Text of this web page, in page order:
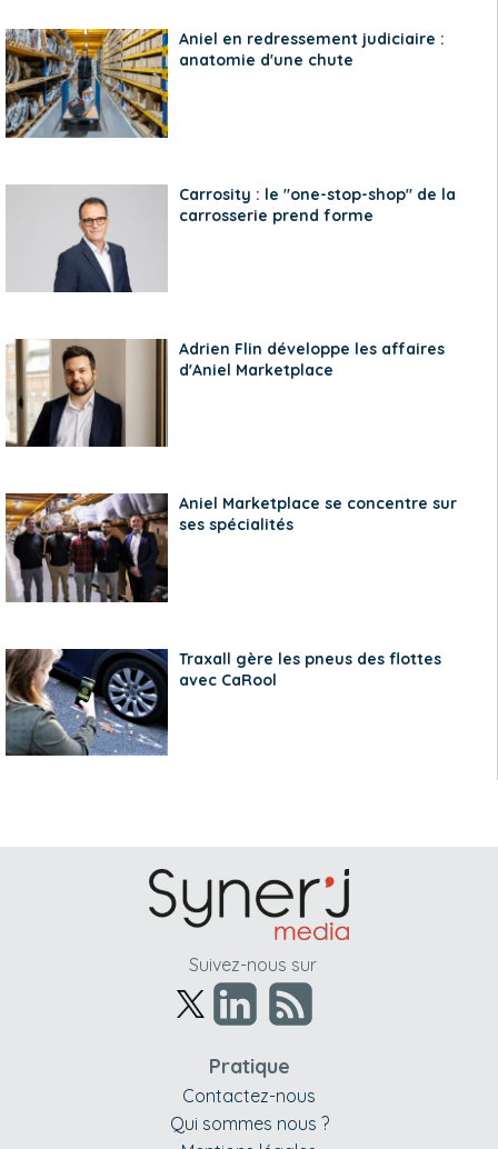
Aniel en redressement judiciaire :
anatomie d'une chute
Carrosity : le "one-stop-shop" de la
carrosserie prend forme
Adrien Flin développe les affaires
d'Aniel Marketplace
Aniel Marketplace se concentre sur
ses spécialités
Traxall gère les pneus des flottes
avec CaRool
Suivez-nous sur
Pratique
Contactez-nous
Qui sommes nous ?